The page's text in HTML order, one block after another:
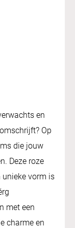
en
Op
die jouw
Deze roze
unieke vorm is
met een
charme en